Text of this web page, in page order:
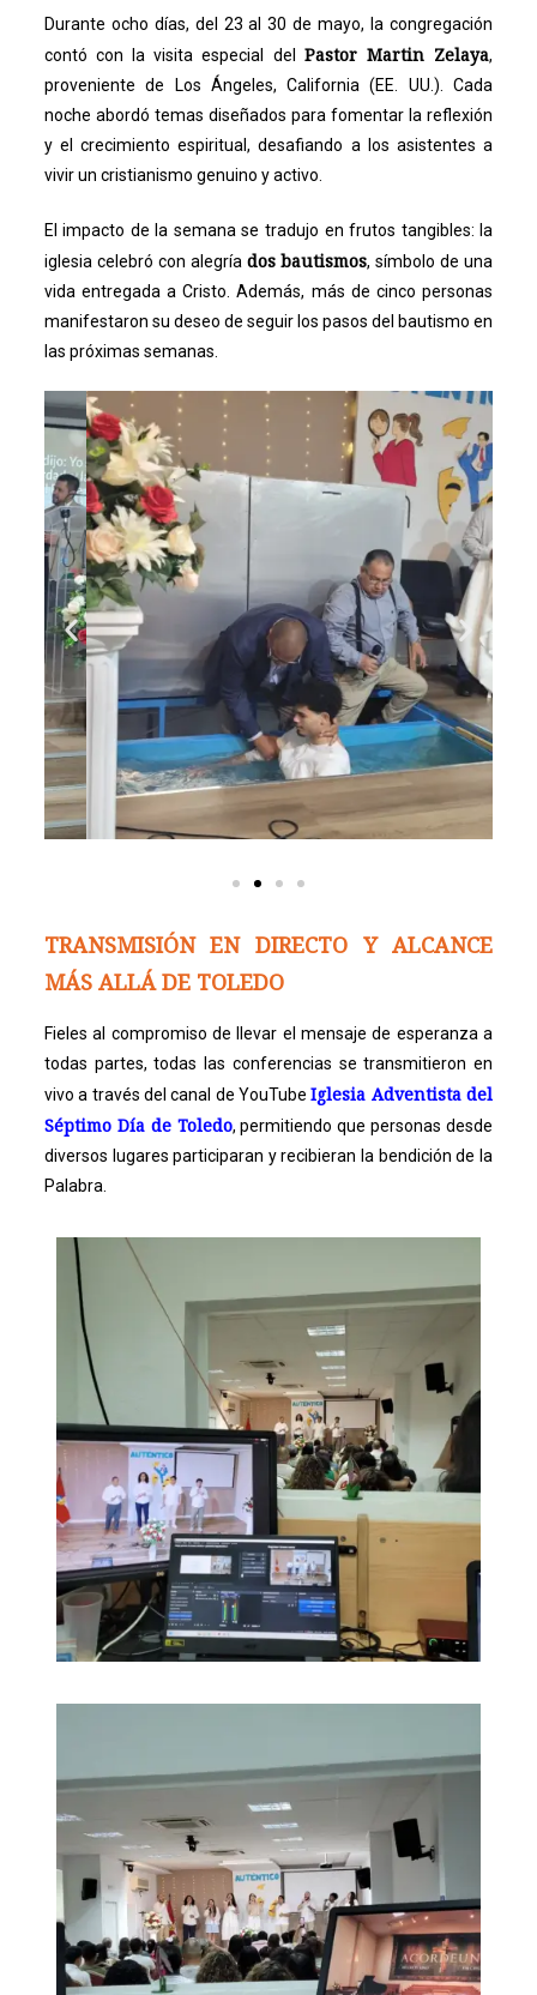
Durante ocho días, del 23 al 30 de mayo, la congregación
contó con la visita especial del Pastor Martin Zelaya,
proveniente de Los Ángeles, California (EE. UU.). Cada
noche abordó temas diseñados para fomentar la reflexión
y el crecimiento espiritual, desafiando a los asistentes a
vivir un cristianismo genuino y activo.
El impacto de la semana se tradujo en frutos tangibles: la
iglesia celebró con alegría dos bautismos, símbolo de una
vida entregada a Cristo. Además, más de cinco personas
manifestaron su deseo de seguir los pasos del bautismo en
las próximas semanas.
TRANSMISIÓN EN DIRECTO Y ALCANCE
MÁS ALLÁ DE TOLEDO
Fieles al compromiso de llevar el mensaje de esperanza a
todas partes, todas las conferencias se transmitieron en
vivo a través del canal de YouTubeIglesia Adventista del
Séptimo Día de Toledo, permitiendo que personas desde
diversos lugares participaran y recibieran la bendición de la
Palabra.